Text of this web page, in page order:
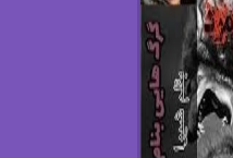
اکرم محمدی
الف صاد
الکساندر دوما